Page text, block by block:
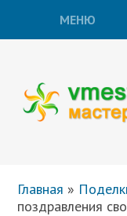
МЕНЮ
Главная »
поздравления